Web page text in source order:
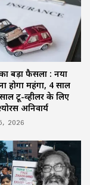
का बड़ा फैसला : नया
होगा महंगा, 4 साल
टू-व्हीलर के लिए
अनिवार्य
2026